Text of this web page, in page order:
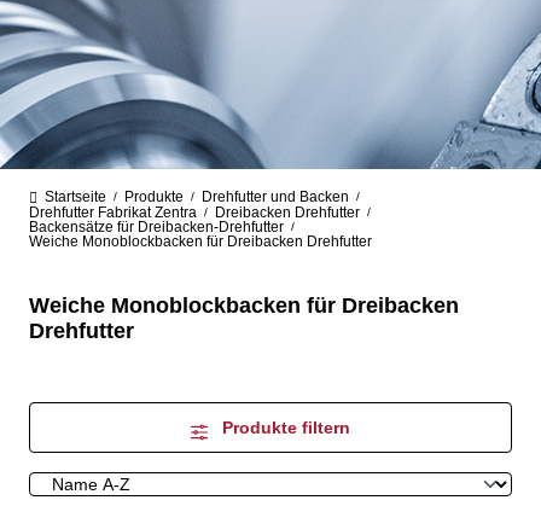
Startseite / Produkte / Drehfutter und Backen /
Drehfutter Fabrikat Zentra / Dreibacken Drehfutter /
Backensätze für Dreibacken-Drehfutter /
Weiche Monoblockbacken für Dreibacken Drehfutter
Weiche Monoblockbacken für Dreibacken
Drehfutter
Produkte filtern